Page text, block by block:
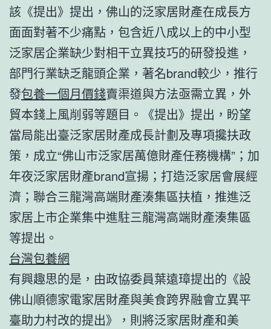
該《提出》提出，佛山的泛家居財產在成長方
面面對著不少痛點，包含近八成以上的中小型
泛家居企業缺少對相干立異技巧的研發投進，
部門行業缺乏龍頭企業，著名brand較少，推行
發包養一個月價錢賣渠道與方法亟需立異，外
貿本錢上風削弱等題目。《提出》提出，盼望
當局能出臺泛家居財產成長計劃及專項攙扶政
策，成立“佛山市泛家居萬億財產任務機構”；加
年夜泛家居財產brand宣揚；打造泛家居會展經
濟；聯合三龍灣高端財產湊集區扶植，推進泛
家居上市企業集中進駐三龍灣高端財產湊集區
等提出。
台灣包養網
有興趣思的是，由政協委員葉遠璋提出的《設
佛山順德家電家居財產與美食跨界融會立異平
臺助力村改的提出》，則將泛家居財產和美